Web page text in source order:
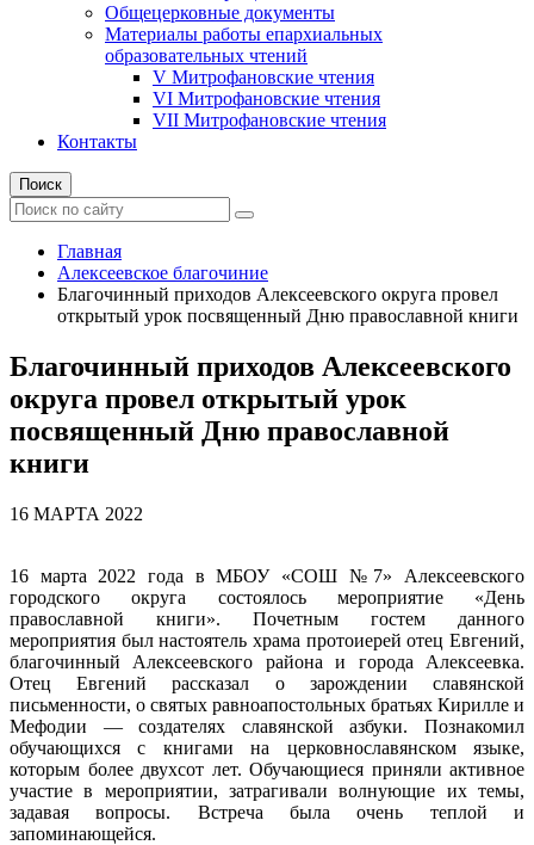
Общецерковные документы
Материалы работы епархиальных
образовательных чтений
V Митрофановские чтения
VI Митрофановские чтения
VII Митрофановские чтения
Контакты
Поиск
Главная
Алексеевское благочиние
Благочинный приходов Алексеевского округа провел
открытый урок посвященный Дню православной книги
Благочинный приходов Алексеевского
округа провел открытый урок
посвященный Дню православной
книги
16 МАРТА 2022
16 марта 2022 года в МБОУ «СОШ №7» Алексеевского
городского округа состоялось мероприятие «День
православной книги». Почетным гостем данного
мероприятия был настоятель храма протоиерей отец Евгений,
благочинный Алексеевского района и города Алексеевка.
Отец Евгений рассказал о зарождении славянской
письменности, о святых равноапостольных братьях Кирилле и
Мефодии — создателях славянской азбуки. Познакомил
обучающихся с книгами на церковнославянском языке,
которым более двухсот лет. Обучающиеся приняли активное
участие в мероприятии, затрагивали волнующие их темы,
задавая вопросы. Встреча была очень теплой и
запоминающейся.